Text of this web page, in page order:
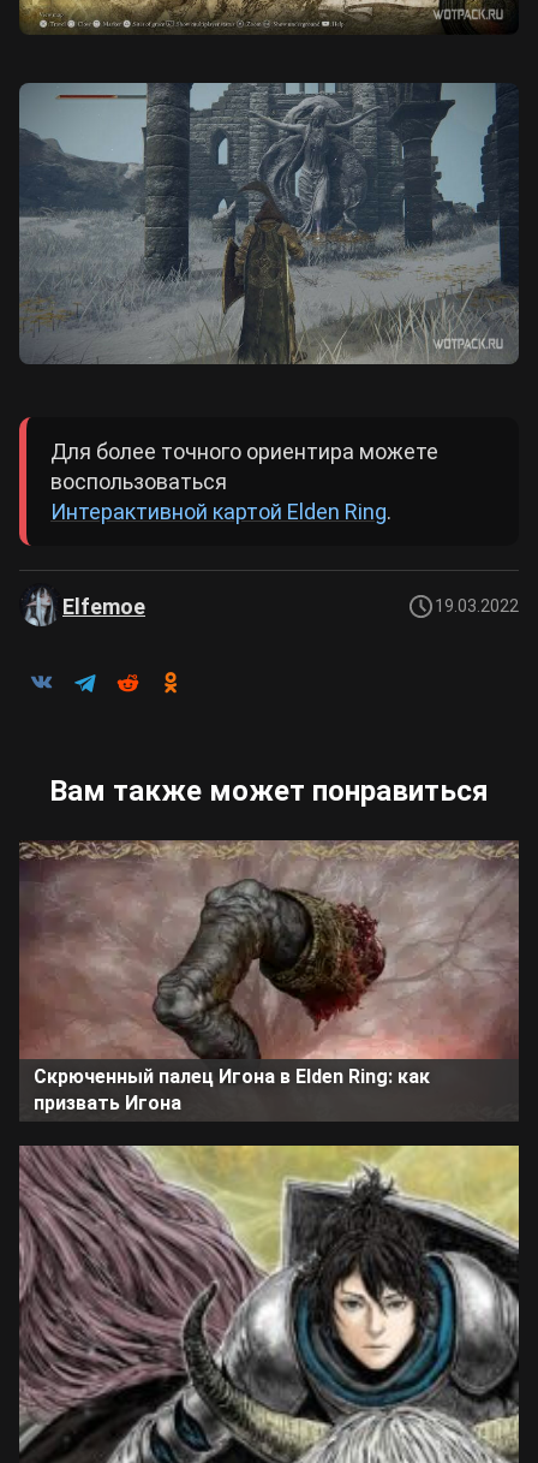
Для более точного ориентира можете
воспользоваться
Интерактивной картой Elden Ring.
Elfemoe 19.03.2022
Вам также может понравиться
Скрюченный палец Игона в Elden Ring: как
призвать Игона